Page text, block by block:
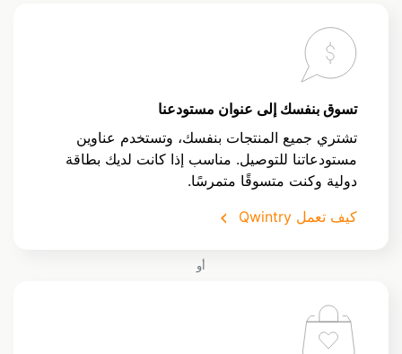
تسوق بنفسك إلى عنوان مستودعنا
تشتري جميع المنتجات بنفسك، وتستخدم عناوين
مستودعاتنا للتوصيل. مناسب إذا كانت لديك بطاقة
دولية وكنت متسوقًا متمرسًا.
كيف تعمل Qwintry
أو